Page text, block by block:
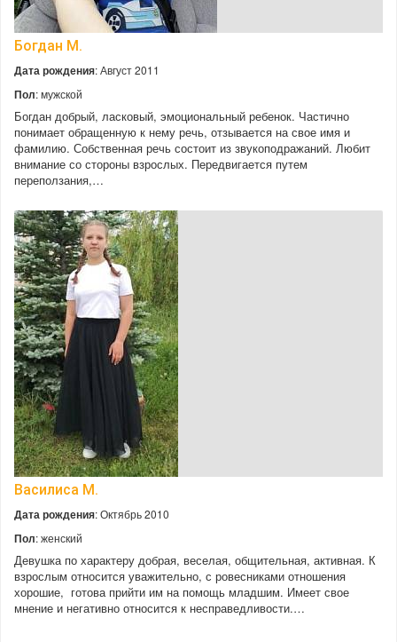
Богдан М.
Дата рождения: Август 2011
Пол: мужской
Богдан добрый, ласковый, эмоциональный ребенок. Частично
понимает обращенную к нему речь, отзывается на свое имя и
фамилию. Собственная речь состоит из звукоподражаний. Любит
внимание со стороны взрослых. Передвигается путем
переползания,…
Василиса М.
Дата рождения: Октябрь 2010
Пол: женский
Девушка по характеру добрая, веселая, общительная, активная. К
взрослым относится уважительно, с ровесниками отношения
хорошие, готова прийти им на помощь младшим. Имеет свое
мнение и негативно относится к несправедливости.…